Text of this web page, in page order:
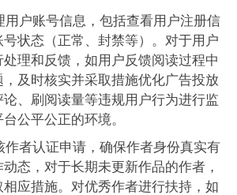
用户账号信息，包括查看用户注册信
状态（正常、封禁等）。对于用户
理和反馈，如用户反馈阅读过程中
及时核实并采取措施优化广告投放
、刷阅读量等违规用户行为进行监
公平公正的环境。
作者认证申请，确保作者身份真实有
态，对于长期未更新作品的作者，
应措施。对优秀作者进行扶持，如